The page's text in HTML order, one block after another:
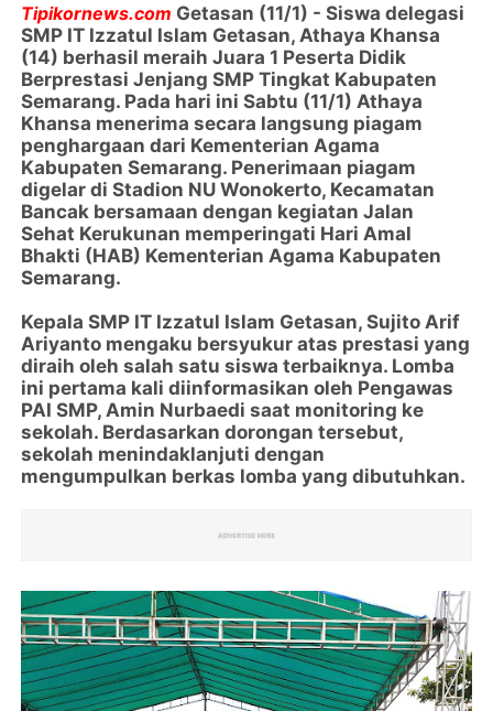
Tipikornews.com Getasan (11/1) - Siswa delegasi
SMP IT Izzatul Islam Getasan, Athaya Khansa
(14) berhasil meraih Juara 1 Peserta Didik
Berprestasi Jenjang SMP Tingkat Kabupaten
Semarang. Pada hari ini Sabtu (11/1) Athaya
Khansa menerima secara langsung piagam
penghargaan dari Kementerian Agama
Kabupaten Semarang. Penerimaan piagam
digelar di Stadion NU Wonokerto, Kecamatan
Bancak bersamaan dengan kegiatan Jalan
Sehat Kerukunan memperingati Hari Amal
Bhakti (HAB) Kementerian Agama Kabupaten
Semarang.
Kepala SMP IT Izzatul Islam Getasan, Sujito Arif
Ariyanto mengaku bersyukur atas prestasi yang
diraih oleh salah satu siswa terbaiknya. Lomba
ini pertama kali diinformasikan oleh Pengawas
PAI SMP, Amin Nurbaedi saat monitoring ke
sekolah. Berdasarkan dorongan tersebut,
sekolah menindaklanjuti dengan
mengumpulkan berkas lomba yang dibutuhkan.